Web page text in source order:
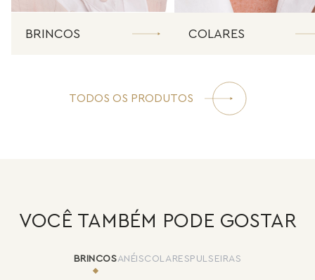
BRINCOS COLARES
TODOS OS PRODUTOS
VOCÊ TAMBÉM PODE GOSTAR
BRINCOSANÉISCOLARES PULSEIRAS